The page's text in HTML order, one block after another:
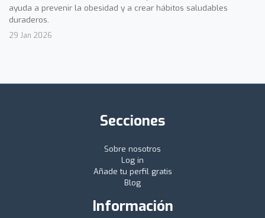
ayuda a prevenir la obesidad y a crear hábitos saludables
duraderos.
29 Jan 2026
Secciones
Sobre nosotros
Log in
Añade tu perfil gratis
Blog
Información